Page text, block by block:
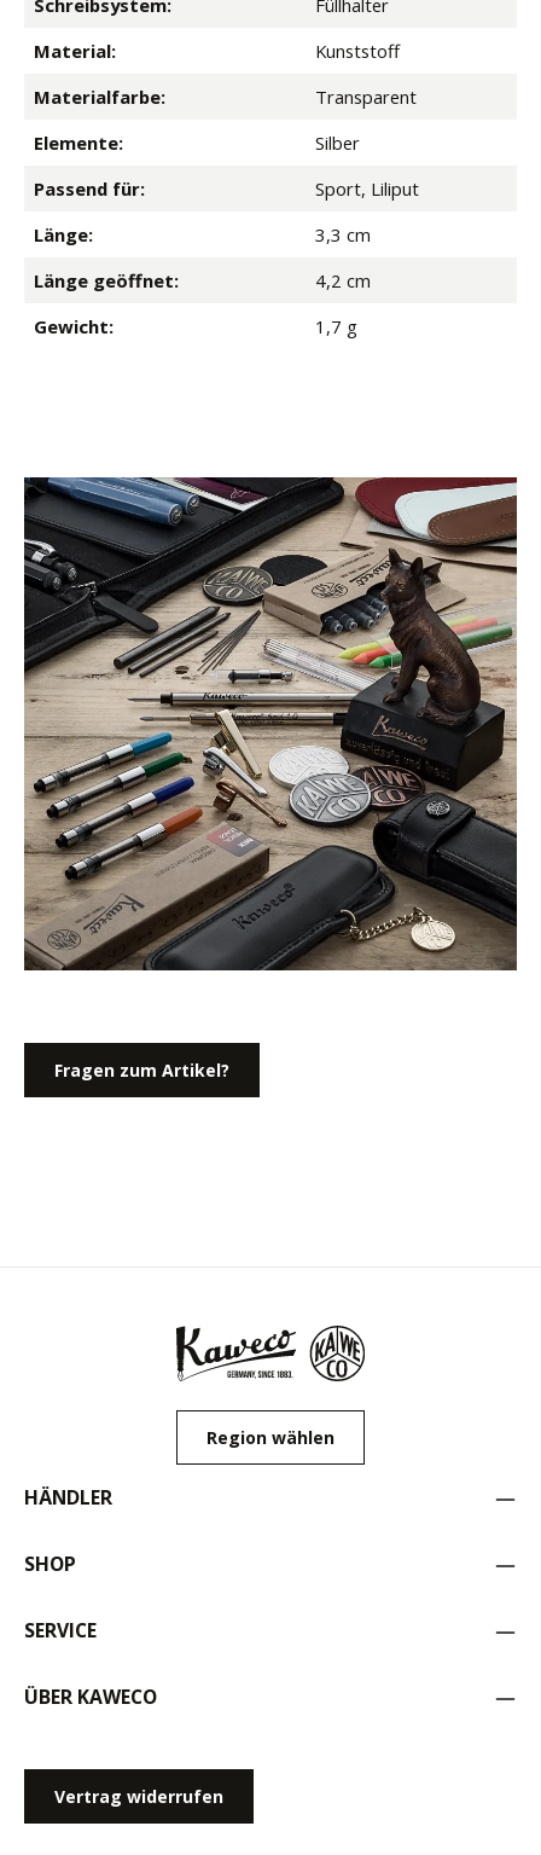
Schreibsystem:
Füllhalter
Material:
Kunststoff
Materialfarbe:
Transparent
Elemente:
Silber
Passend für:
Sport, Liliput
Länge:
3,3 cm
Länge geöffnet:
4,2 cm
Gewicht:
1,7 g
Fragen zum Artikel?
Region wählen
HÄNDLER
SHOP
SERVICE
ÜBER KAWECO
Vertrag widerrufen